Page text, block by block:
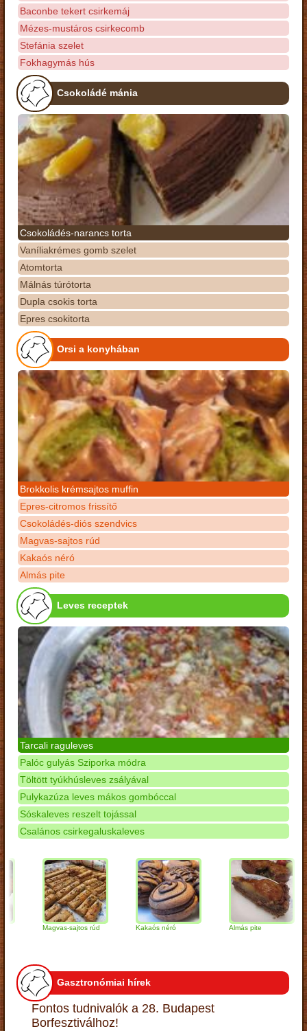
Baconbe tekert csirkemáj
Mézes-mustáros csirkecomb
Stefánia szelet
Fokhagymás hús
Csokoládé mánia
Csokoládés-narancs torta
Vaníliakrémes gomb szelet
Atomtorta
Málnás túrótorta
Dupla csokis torta
Epres csokitorta
Orsi a konyhában
Brokkolis krémsajtos muffin
Epres-citromos frissítő
Csokoládés-diós szendvics
Magvas-sajtos rúd
Kakaós néró
Almás pite
Leves receptek
Tarcali raguleves
Palóc gulyás Sziporka módra
Töltött tyúkhúsleves zsályával
Pulykazúza leves mákos gombóccal
Sóskaleves reszelt tojással
Csalános csirkegaluskaleves
Magvas-sajtos rúd Kakaós néró Almás pite
Gasztronómiai hírek
Fontos tudnivalók a 28. Budapest
Borfesztiválhoz!